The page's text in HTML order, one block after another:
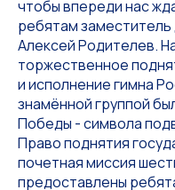
чтобы впереди нас
ребятам
Алексей Родителев.
торжественное
и исполнение гимна
знамённой группой
Победы - символа
Право поднятия
почетная миссия
предоставлены